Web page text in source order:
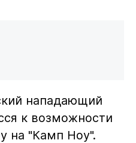
нападающий
к возможности
на "Камп Ноу".